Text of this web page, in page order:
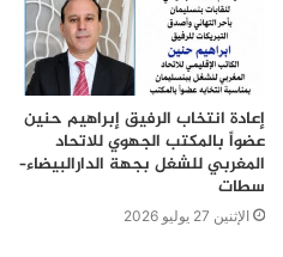
إعادة انتخاب الرفيق إبراهيم حنين
عضواً بالمكتب الجهوي للاتحاد
المغربي للشغل بجهة الدارالبيضاء–
سطات
الإثنين 27 يوليو 2026